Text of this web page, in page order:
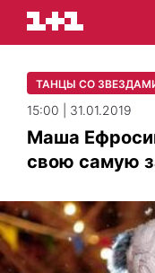
ТАНЦЫ СО
15:00 | 31.01.2019
Маша
свою самую